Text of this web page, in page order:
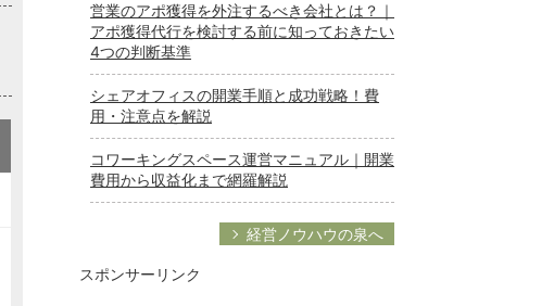
営業のアポ獲得を外注するべき会社とは？｜
アポ獲得代行を検討する前に知っておきたい
4つの判断基準
シェアオフィスの開業手順と成功戦略！費
用・注意点を解説
コワーキングスペース運営マニュアル｜開業
費用から収益化まで網羅解説
経営ノウハウの泉へ
スポンサーリンク